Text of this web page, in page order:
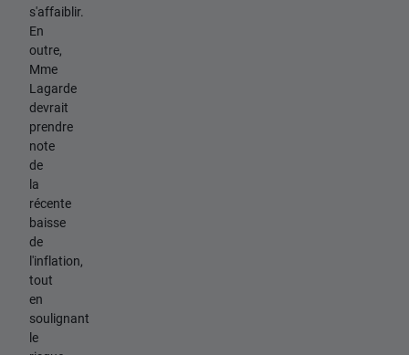
s'affaiblir.
En
outre,
Mme
Lagarde
devrait
prendre
note
de
la
récente
baisse
de
l'inflation,
tout
en
soulignant
le